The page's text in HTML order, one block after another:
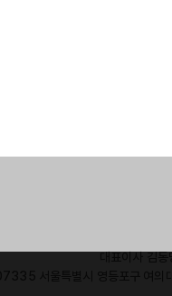
대표이사 김
07335 서울특별시 영등포구 여